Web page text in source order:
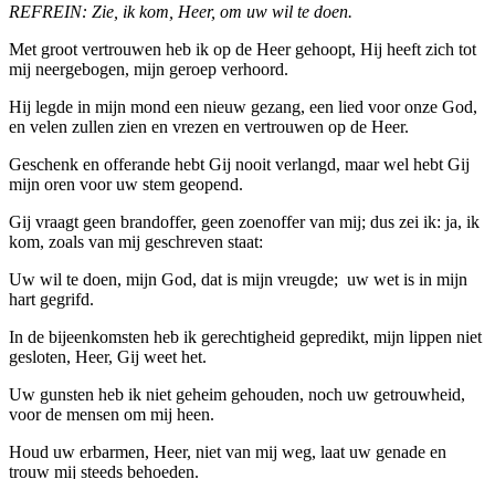
REFREIN: Zie, ik kom, Heer, om uw wil te doen.
Met groot vertrouwen heb ik op de Heer gehoopt, Hij heeft zich tot
mij neergebogen, mijn geroep verhoord.
Hij legde in mijn mond een nieuw gezang, een lied voor onze God,
en velen zullen zien en vrezen en vertrouwen op de Heer.
Geschenk en offerande hebt Gij nooit verlangd, maar wel hebt Gij
mijn oren voor uw stem geopend.
Gij vraagt geen brandoffer, geen zoenoffer van mij; dus zei ik: ja, ik
kom, zoals van mij geschreven staat:
Uw wil te doen, mijn God, dat is mijn vreugde; uw wet is in mijn
hart gegrifd.
In de bijeenkomsten heb ik gerechtigheid gepredikt, mijn lippen niet
gesloten, Heer, Gij weet het.
Uw gunsten heb ik niet geheim gehouden, noch uw getrouwheid,
voor de mensen om mij heen.
Houd uw erbarmen, Heer, niet van mij weg, laat uw genade en
trouw mij steeds behoeden.